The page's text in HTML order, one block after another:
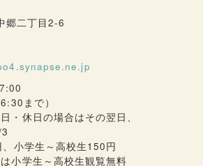
郷二丁目2-6
まで）
・休日の場合はその翌日、
小学生～高校生150円
小学生～高校生観覧無料